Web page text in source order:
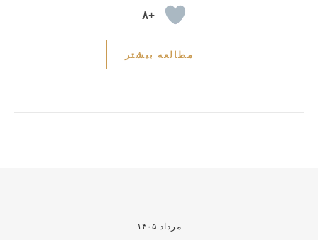
+۸
مطالعه بیشتر
مرداد ۱۴۰۵